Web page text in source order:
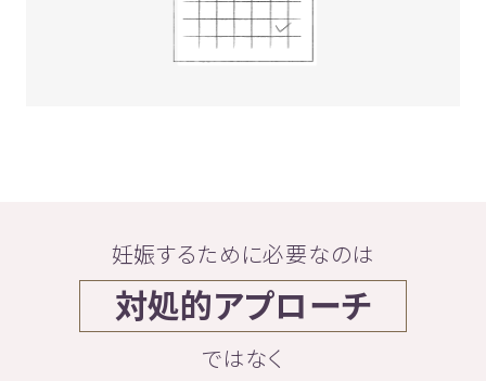
妊娠するために必要なのは
対処的アプローチ
ではなく